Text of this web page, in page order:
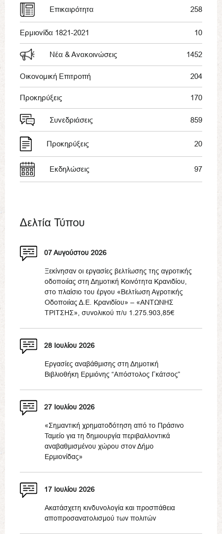
Επικαιρότητα 258
Ερμιονίδα 1821-2021 10
Νέα & Ανακοινώσεις 1452
Οικονομική Επιτροπή 204
Προκηρύξεις 170
Συνεδριάσεις 859
Προκηρύξεις 20
Εκδηλώσεις 97
Δελτία Τύπου
07 Αυγούστου 2026
Ξεκίνησαν οι εργασίες βελτίωσης της αγροτικής
οδοποιίας στη Δημοτική Κοινότητα Κρανιδίου,
στο πλαίσιο του έργου «Βελτίωση Αγροτικής
Οδοποιίας Δ.Ε. Κρανιδίου» – «ΑΝΤΩΝΗΣ
ΤΡΙΤΣΗΣ», συνολικού π/υ 1.275.903,85€
28 Ιουλίου 2026
Εργασίες αναβάθμισης στη Δημοτική
Βιβλιοθήκη Ερμιόνης “Απόστολος Γκάτσος”
27 Ιουλίου 2026
«Σημαντική χρηματοδότηση από το Πράσινο
Ταμείο για τη δημιουργία περιβαλλοντικά
αναβαθμισμένου χώρου στον Δήμο
Ερμιονίδας»
17 Ιουλίου 2026
Ακατάσχετη κινδυνολογία και προσπάθεια
αποπροσανατολισμού των πολιτών